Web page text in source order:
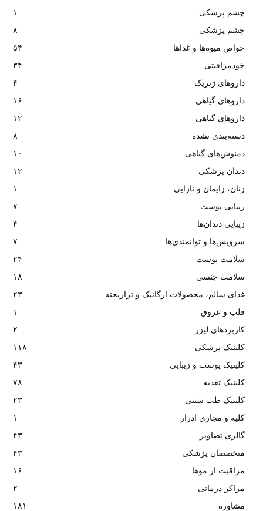
چشم پزشکی
۱
چشم پزشکی
۸
خواص میوه‌ها و غذاها
۵۴
خودمراقبتی
۳۴
داروهای ژنریک
۴
داروهای گیاهی
۱۶
داروهای گیاهی
۱۲
دسته‌بندی نشده
۸
دمنوش‌های گیاهی
۱۰
دندان پزشکی
۱۲
زنان، زایمان و نازایی
۱
زیبایی پوست
۷
زیبایی دندان‌ها
۴
سرویس‌ها و توانمندی‌ها
۷
سلامت پوست
۲۴
سلامت جنسی
۱۸
غذای سالم، محصولات ارگانیک و تراریخته
۲۳
قلب و عروق
۱
کاربردهای لیزر
۲
کلینیک پزشکی
۱۱۸
کلینیک پوست و زیبایی
۴۳
کلینیک تغذیه
۷۸
کلینیک طب سنتی
۲۳
کلیه و مجاری ادرار
۱
گالری تصاویر
۴۳
متخصصان پزشکی
۴۳
مراقبت از موها
۱۶
مراکز درمانی
۲
مشاوره
۱۸۱